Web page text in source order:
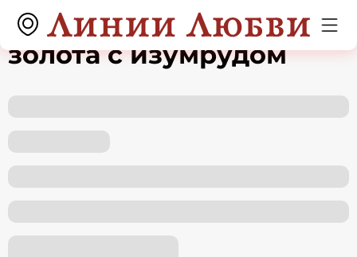
Серьги из красного
золота с изумрудом